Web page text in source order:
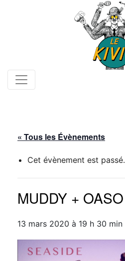
« Tous les Évènements
Cet évènement est passé.
MUDDY + OASO
13 mars 2020 à 19 h 30 min